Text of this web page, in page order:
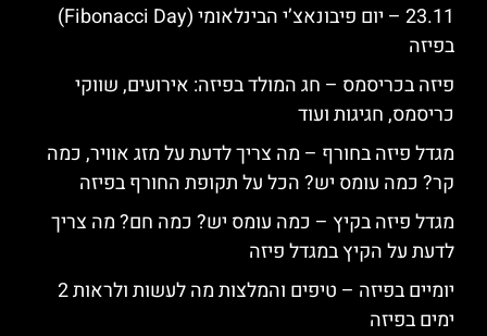
23.11 – יום פיבונאצ’י הבינלאומי (Fibonacci Day)
בפיזה
פיזה בכריסמס – חג המולד בפיזה: אירועים, שווקי
כריסמס, חגיגות ועוד
מגדל פיזה בחורף – מה צריך לדעת על מזג אוויר, כמה
קר? כמה עומס יש? הכל על תקופת החורף בפיזה
מגדל פיזה בקיץ – כמה עומס יש? כמה חם? מה צריך
לדעת על הקיץ במגדל פיזה
יומיים בפיזה – טיפים והמלצות מה לעשות ולראות 2
ימים בפיזה